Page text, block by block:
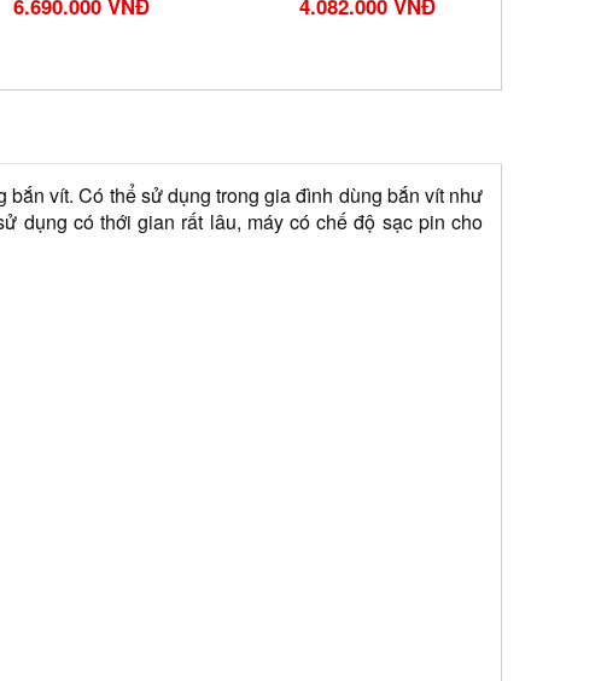
4.082.000 VNĐ
vít. Có thể sử dụng trong gia đình dùng bắn vít như
dụng có thới gian rất lâu, máy có chế độ sạc pin cho